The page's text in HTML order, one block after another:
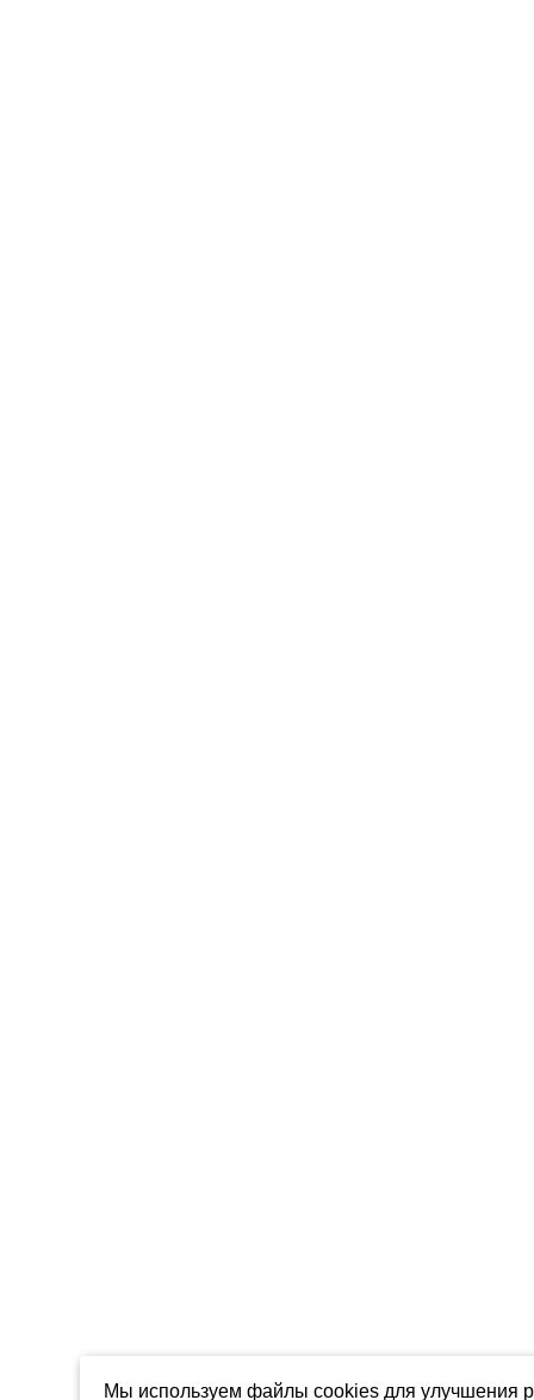
Мы используем файлы cookies для улучшения